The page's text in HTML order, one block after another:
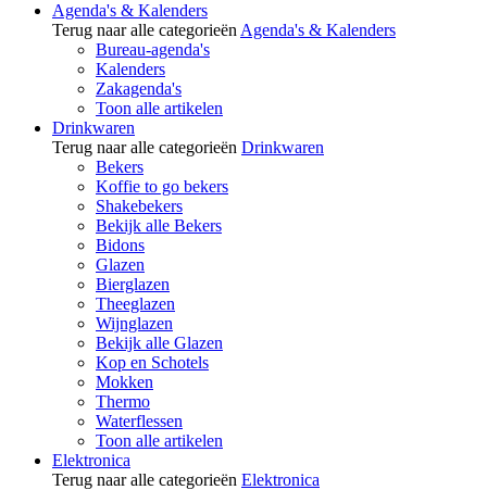
Agenda's & Kalenders
Terug naar alle categorieën Agenda's & Kalenders
Bureau-agenda's
Kalenders
Zakagenda's
Toon alle artikelen
Drinkwaren
Terug naar alle categorieën Drinkwaren
Bekers
Koffie to go bekers
Shakebekers
Bekijk alle Bekers
Bidons
Glazen
Bierglazen
Theeglazen
Wijnglazen
Bekijk alle Glazen
Kop en Schotels
Mokken
Thermo
Waterflessen
Toon alle artikelen
Elektronica
Terug naar alle categorieën Elektronica